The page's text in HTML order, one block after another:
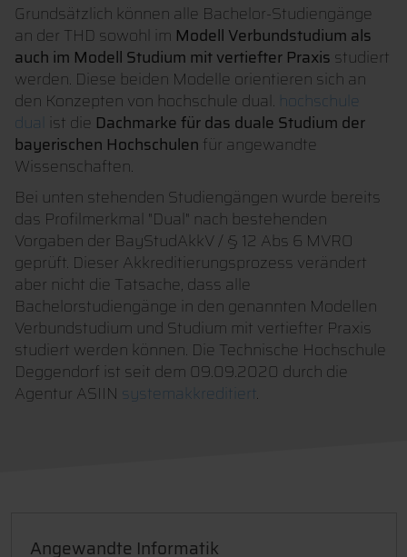
Grundsätzlich können alle Bachelor-Studiengänge
an der THD sowohl im Modell Verbundstudium als
auch im Modell Studium mit vertiefter Praxis studiert
werden. Diese beiden Modelle orientieren sich an
den Konzepten von hochschule dual. hochschule
dual ist die Dachmarke für das duale Studium der
bayerischen Hochschulen für angewandte
Wissenschaften.
Bei unten stehenden Studiengängen wurde bereits
das Profilmerkmal "Dual" nach bestehenden
Vorgaben der BayStudAkkV / § 12 Abs 6 MVRO
geprüft. Dieser Akkreditierungsprozess verändert
aber nicht die Tatsache, dass alle
Bachelorstudiengänge in den genannten Modellen
Verbundstudium und Studium mit vertiefter Praxis
studiert werden können. Die Technische Hochschule
Deggendorf ist seit dem 09.09.2020 durch die
Agentur ASIIN systemakkreditiert.
Angewandte Informatik